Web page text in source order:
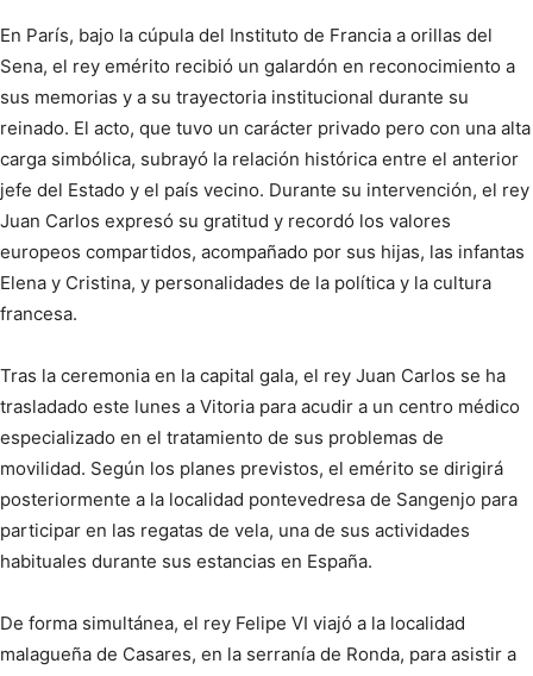
En París, bajo la cúpula del Instituto de Francia a orillas del
Sena, el rey emérito recibió un galardón en reconocimiento a
sus memorias y a su trayectoria institucional durante su
reinado. El acto, que tuvo un carácter privado pero con una alta
carga simbólica, subrayó la relación histórica entre el anterior
jefe del Estado y el país vecino. Durante su intervención, el rey
Juan Carlos expresó su gratitud y recordó los valores
europeos compartidos, acompañado por sus hijas, las infantas
Elena y Cristina, y personalidades de la política y la cultura
francesa.
Tras la ceremonia en la capital gala, el rey Juan Carlos se ha
trasladado este lunes a Vitoria para acudir a un centro médico
especializado en el tratamiento de sus problemas de
movilidad. Según los planes previstos, el emérito se dirigirá
posteriormente a la localidad pontevedresa de Sangenjo para
participar en las regatas de vela, una de sus actividades
habituales durante sus estancias en España.
De forma simultánea, el rey Felipe VI viajó a la localidad
malagueña de Casares, en la serranía de Ronda, para asistir a